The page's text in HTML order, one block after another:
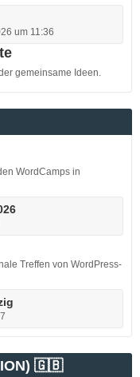
um 11:36
gemeinsame Ideen.
WordCamps in
Treffen von WordPress-
🇬🇧